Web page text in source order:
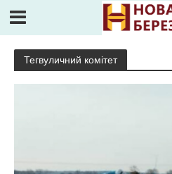
Тегвуличний комітет